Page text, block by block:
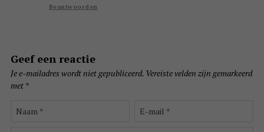
Beantwoorden
Geef een reactie
Je e-mailadres wordt niet gepubliceerd. Vereiste velden zijn gemarkeerd
met *